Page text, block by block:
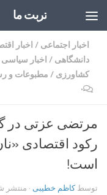
تربت ما
اخبار اجتماعی / اخبار
دانشگاهی / اخبار سیاسی
کشاورزی / مطبوعات و
۰
مرتضی عزتی در
رکود اقتصادی
است!
توسطکاظم خطیبی · منتشر